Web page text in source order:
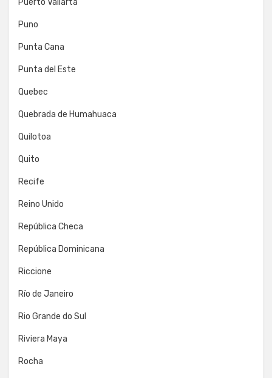
Puerto Vallarta
Puno
Punta Cana
Punta del Este
Quebec
Quebrada de Humahuaca
Quilotoa
Quito
Recife
Reino Unido
República Checa
República Dominicana
Riccione
Río de Janeiro
Rio Grande do Sul
Riviera Maya
Rocha